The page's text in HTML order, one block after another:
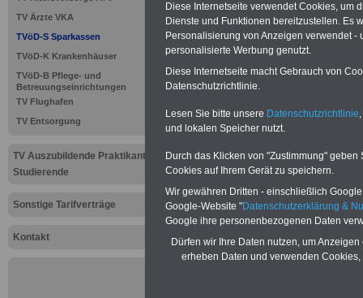
TV Ärzte VKA
TVöD-S Sparkassen
TVöD-K Krankenhäuser
TVöD-B Pflege- und
Betreuungseinrichtungen
TV Flughafen
TV Entsorgung
TV Auszubildende Praktikanten
Studierende
Sonstige Tarifverträge
Kontakt
Sparkassen
TVöD-S
die
§ 21
Diese Internetseite verwendet Cookies, um
Dienste und Funktionen bereitzustellen. Es
Personalisierung von Anzeigen verwendet
personalisierte Werbung genutzt.
Diese Internetseite macht Gebrauch von
Datenschutzrichtlinie.
Lesen Sie bitte unsere Datenschutzrichtlinie
und lokalen Speicher nutzt.
Durch das Klicken von "Zustimmung"
Cookies auf Ihrem Gerät zu speichern.
Wir gewähren Dritten - einschließlich
Google-Website "Datenschutzerklärung &
Google ihre personenbezogenen Daten
Dürfen wir Ihre Daten nutzen, um
erheben Daten und verwenden